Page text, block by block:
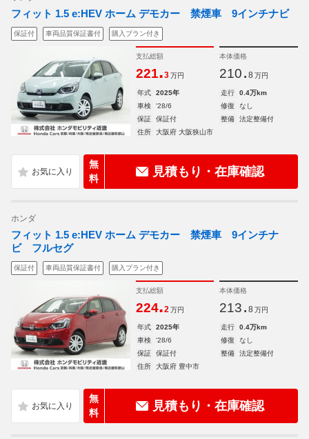
フィット 1.5 e:HEV ホーム デモカー 禁煙車 9インチナビ
保証付 車両品質保証書付 購入プラン付き
支払総額
221.3 万円
本体価格
210. 8 万円
年式 2025年 走行
0.4万km
車検
'28/6 修復
なし
保証
保証付 整備
法定整備付
住所
大阪府 大阪狭山市
無
料
見積もり・在庫確認
ホンダ
フィット 1.5 e:HEV ホーム デモカー 禁煙車 9インチナ
ビ フルセグ
保証付 車両品質保証書付 購入プラン付き
支払総額
224.2 万円
本体価格
213. 8 万円
年式 2025年 走行
0.4万km
車検
'28/6 修復
なし
保証
保証付 整備
法定整備付
住所
大阪府 豊中市
無
料
見積もり・在庫確認